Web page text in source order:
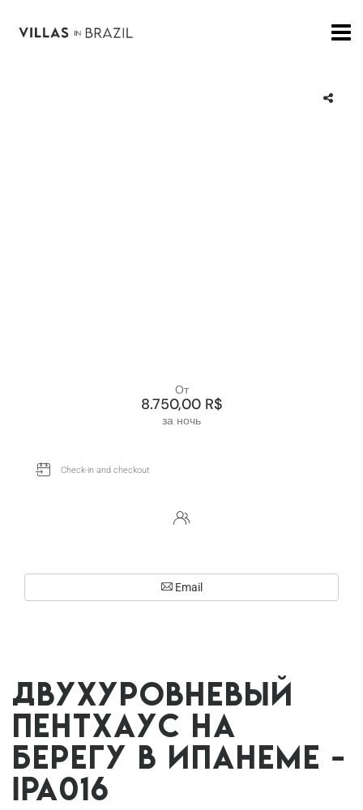
Двухуровневый
пентхаус на
берегу в Ипанеме -
Ipa016
От
8.750,00 R$
за ночь
Email